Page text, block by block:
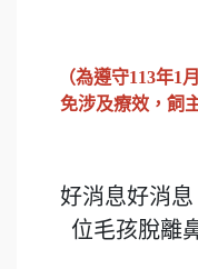
（為遵守113年1
免涉及療效，飼
好消息好消
位毛孩脫離